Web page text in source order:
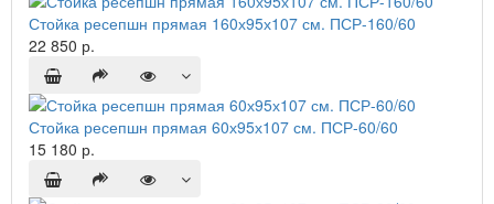
Стойка ресепшн прямая 160х95х107 см. ПСР-160/60
22 850 р.
Стойка ресепшн прямая 60х95х107 см. ПСР-60/60
15 180 р.